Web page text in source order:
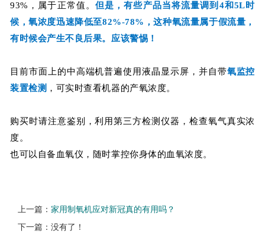
93%，属于正常值。但是，有些产品当将流量调到4和5L时
候，氧浓度迅速降低至82%-78%，这种氧流量属于假流量，
有时候会产生不良后果。应该警惕！
目前市面上的中高端机普遍使用液晶显示屏，并自带氧监控
装置检测 ，可实时查看机器的产氧浓度。
购买时请注意鉴别，利用第三方检测仪器，检查氧气真实浓
度。
也可以自备血氧仪，随时掌控你身体的血氧浓度。
上一篇： 家用制氧机应对新冠真的有用吗？
下一篇：没有了！